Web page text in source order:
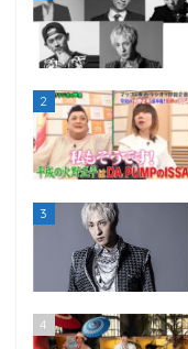
2
3
4